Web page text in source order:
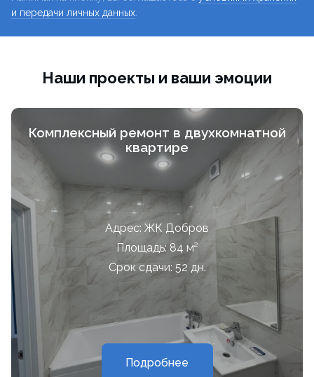
и передачи личных данных
Наши проекты и ваши эмоции
Комплексный ремонт в двухкомнатной
квартире
Адрес: ЖК Добров
Площадь: 84 м²
Срок сдачи: 52 дн.
Подробнее